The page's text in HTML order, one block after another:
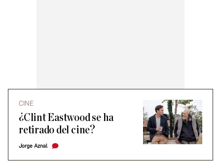
CINE
¿Clint Eastwood se ha
retirado del cine?
Jorge Aznal